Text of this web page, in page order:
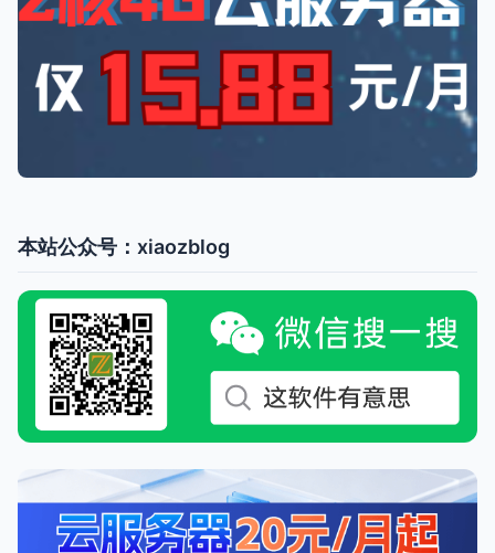
本站公众号：xiaozblog